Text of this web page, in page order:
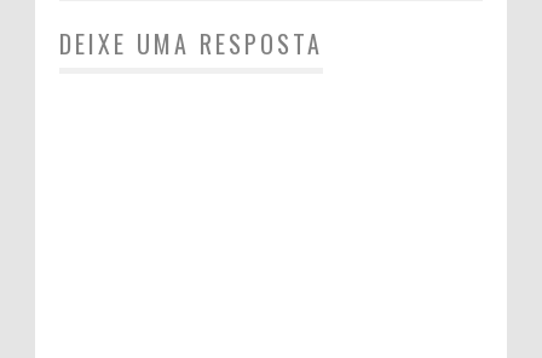
DEIXE UMA RESPOSTA